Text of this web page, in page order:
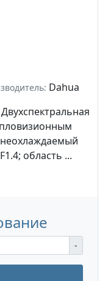
Dahua
Двухспектральная
область ...
-